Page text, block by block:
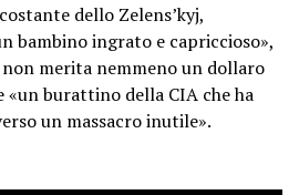
dello Zelens’kyj,
bambino ingrato e capriccioso»,
non merita nemmeno un dollaro
«un burattino della CIA che ha
un massacro inutile».